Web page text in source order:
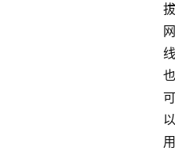
拔
网
线
也
可
以
用